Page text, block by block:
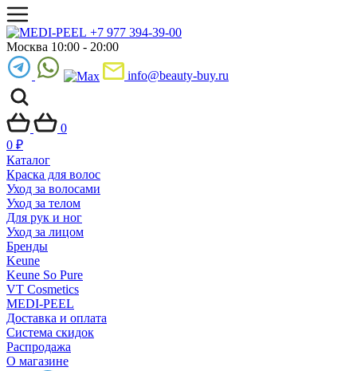
+7 977 394-39-00
Москва 10:00 - 20:00
info@beauty-buy.ru
0
0 ₽
Каталог
Краска для волос
Уход за волосами
Уход за телом
Для рук и ног
Уход за лицом
Бренды
Keune
Keune So Pure
VT Cosmetics
MEDI-PEEL
Доставка и оплата
Система скидок
Распродажа
О магазине